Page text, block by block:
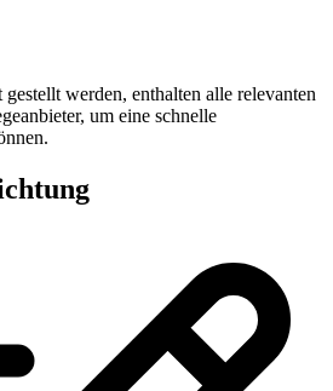
werden, enthalten alle relevanten
um eine schnelle